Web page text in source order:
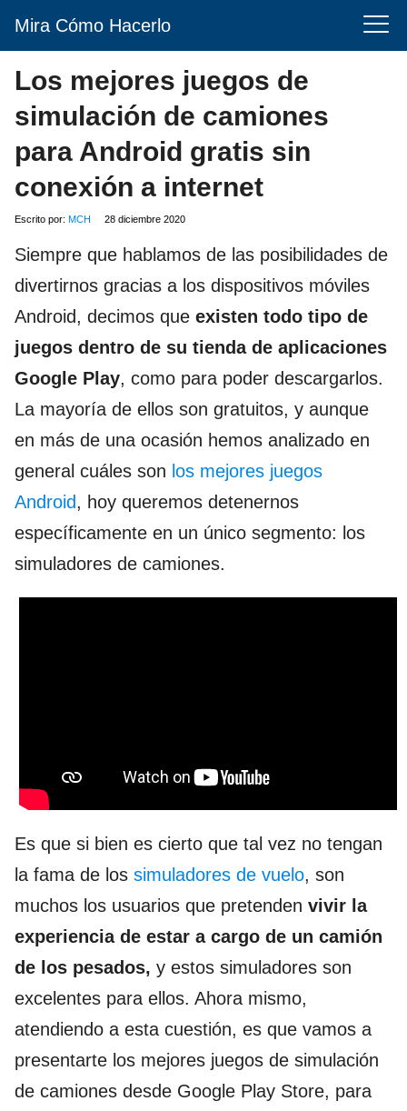
Mira Cómo Hacerlo
Los mejores juegos de
simulación de camiones
para Android gratis sin
conexión a internet
Escrito por: MCH 28 diciembre 2020
Siempre que hablamos de las posibilidades de
divertirnos gracias a los dispositivos móviles
Android, decimos que existen todo tipo de
juegos dentro de su tienda de aplicaciones
Google Play, como para poder descargarlos.
La mayoría de ellos son gratuitos, y aunque
en más de una ocasión hemos analizado en
general cuáles son los mejores juegos
Android, hoy queremos detenernos
específicamente en un único segmento: los
simuladores de camiones.
Es que si bien es cierto que tal vez no tengan
la fama de los simuladores de vuelo, son
muchos los usuarios que pretenden vivir la
experiencia de estar a cargo de un camión
de los pesados, y estos simuladores son
excelentes para ellos. Ahora mismo,
atendiendo a esta cuestión, es que vamos a
presentarte los mejores juegos de simulación
de camiones desde Google Play Store, para